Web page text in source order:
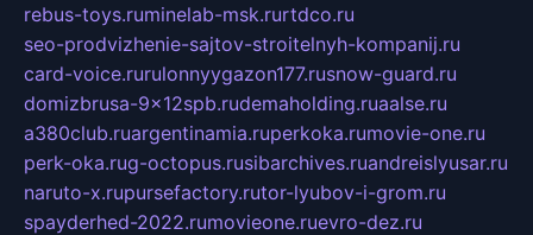
rebus-toys.ruminelab-msk.rurtdco.ru
seo-prodvizhenie-sajtov-stroitelnyh-kompanij.ru
card-voice.rurulonnyygazon177.rusnow-guard.ru
domizbrusa-9x12spb.rudemaholding.ruaalse.ru
a380club.ruargentinamia.ruperkoka.rumovie-one.ru
perk-oka.rug-octopus.rusibarchives.ruandreislyusar.ru
naruto-x.rupursefactory.rutor-lyubov-i-grom.ru
spayderhed-2022.rumovieone.ruevro-dez.ru